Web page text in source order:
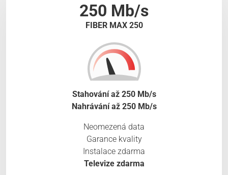
250 Mb/s
FIBER MAX 250
Stahování až 250 Mb/s
Nahrávání až 250 Mb/s
Neomezená data
Garance kvality
Instalace zdarma
Televize zdarma